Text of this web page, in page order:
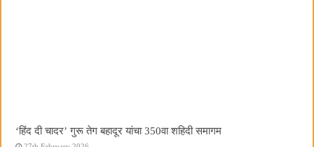
‘हिंद दी चादर’ गुरू तेग बहादूर यांचा 350वा शहिदी समागम